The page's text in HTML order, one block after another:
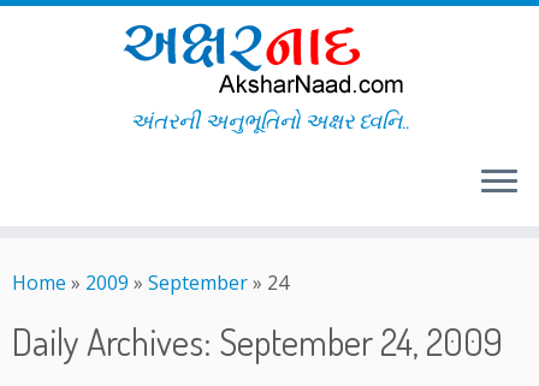
to
અંતરની અનુભૂતિનો અક્ષર ધ્વનિ..
Home » 2009 » September» 24
Daily Archives: September 24, 2009